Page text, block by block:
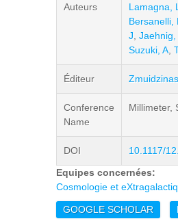
Auteurs Lamagna, L
Bersanelli,
J Jaehnig,
Suzuki, A
Éditeur
Conference
Name
Millimeter,
DOI
10.1117/
Equipes concernées:
Cosmologie et
GOOGLE SCHOLAR